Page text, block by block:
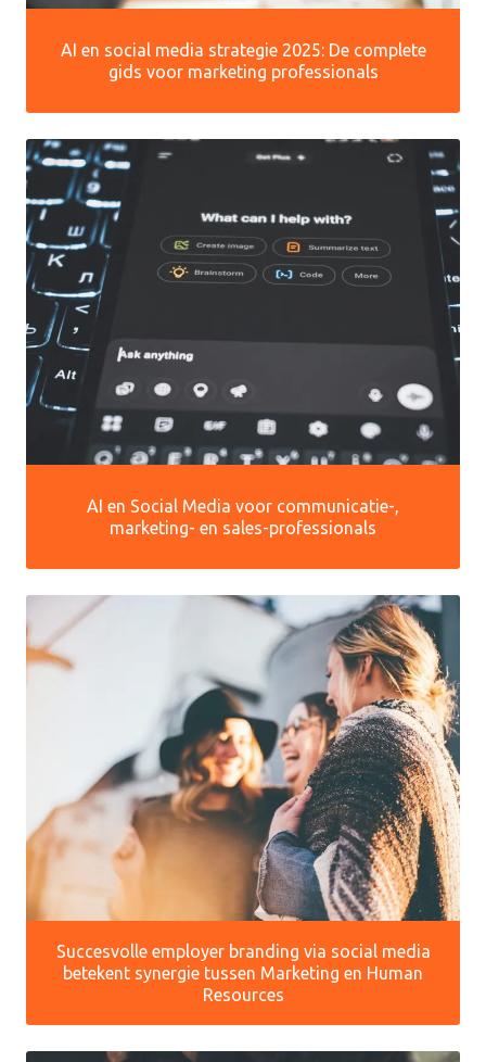
AI en social media strategie 2025: De complete
gids voor marketing professionals
AI en Social Media voor communicatie-,
marketing- en sales-professionals
Succesvolle employer branding via social media
betekent synergie tussen Marketing en Human
Resources